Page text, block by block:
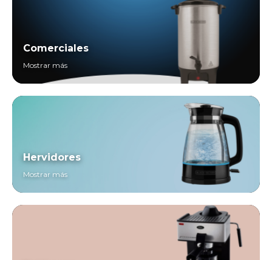
Comerciales
Mostrar más
Hervidores
Mostrar más